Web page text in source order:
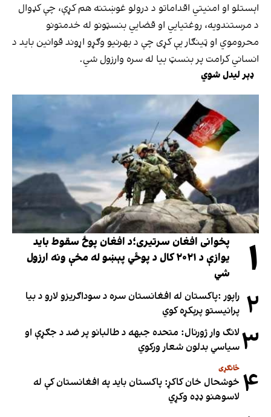
اېستلو او امنیتي اقداماتو د درولو غوښتنه هم کړې، چې کډوال
د مرستندویه، روغتیايي او قضايي بنسټونو له خدمتونو
محروموي او ټینګار یې کړی چې د بهرنیو وګړو اړوند قوانین باید د
انساني کرامت پر بنسټ بیا له سره وارزول شي.
ډېر لیدل شوي
۱
پخوانی افغان سرتیری؛د افغان پوځ سقوط باید
یوازې د ۲۰۲۱ کال د پوځي پېښو له مخې ونه ارزول
شي
۲ راپور :پاکستان له افغانستان سره د سوداګریزو لارو د بیا
پرانیستو پرېکړه کوي
۳ لانګ وار ژورنال: متحده جبهه د طالبانو پر ضد د جګړې او
سیاسي بدلون شعار ورکوي
۴ ځانګړی
خوشحال خان کاکړ: پاکستان بايد په افغانستان کې له
لاسوهنو ډډه وکړي